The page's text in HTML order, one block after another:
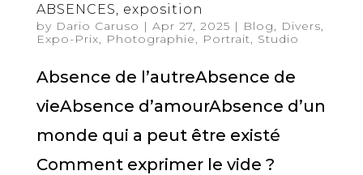
ABSENCES, exposition
by Dario Caruso | Apr 27, 2025 | Blog, Divers,
Expo-Prix, Photographie, Portrait, Studio
Absence de l’autreAbsence de
vieAbsence d’amourAbsence d’un
monde qui a peut être existé
Comment exprimer le vide ?